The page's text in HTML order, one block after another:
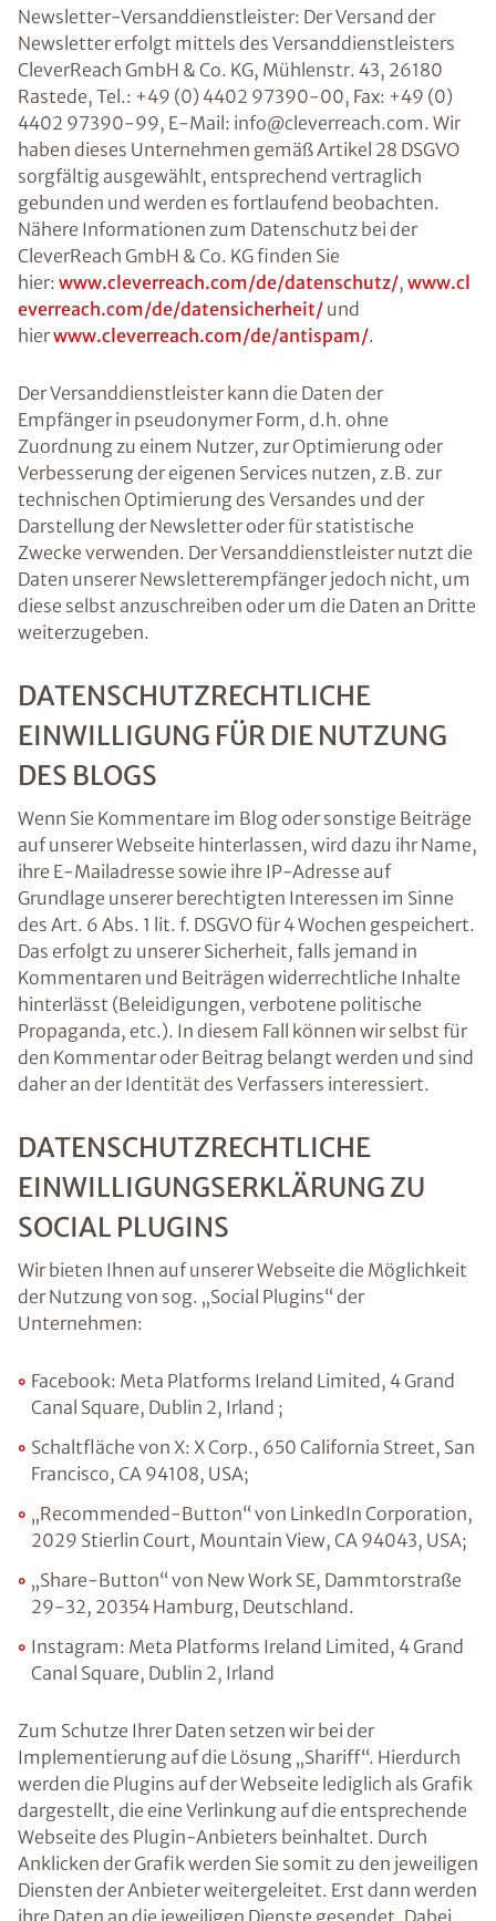
Newsletter-Versanddienstleister: Der Versand der
Newsletter erfolgt mittels des Versanddienstleisters
CleverReach GmbH & Co. KG, Mühlenstr. 43, 26180
Rastede, Tel.: +49 (0) 4402 97390-00, Fax: +49 (0)
4402 97390-99, E-Mail: info@cleverreach.com. Wir
haben dieses Unternehmen gemäß Artikel 28 DSGVO
sorgfältig ausgewählt, entsprechend vertraglich
gebunden und werden es fortlaufend beobachten.
Nähere Informationen zum Datenschutz bei der
CleverReach GmbH & Co. KG finden Sie
hier: www.cleverreach.com/de/datenschutz/, www.cl
everreach.com/de/datensicherheit/ und
hierwww.cleverreach.com/de/antispam/.
Der Versanddienstleister kann die Daten der
Empfänger in pseudonymer Form, d.h. ohne
Zuordnung zu einem Nutzer, zur Optimierung oder
Verbesserung der eigenen Services nutzen, z.B. zur
technischen Optimierung des Versandes und der
Darstellung der Newsletter oder für statistische
Zwecke verwenden. Der Versanddienstleister nutzt die
Daten unserer Newsletterempfänger jedoch nicht, um
diese selbst anzuschreiben oder um die Daten an Dritte
weiterzugeben.
DATENSCHUTZRECHTLICHE
EINWILLIGUNG FÜR DIE NUTZUNG
DES BLOGS
Wenn Sie Kommentare im Blog oder sonstige Beiträge
auf unserer Webseite hinterlassen, wird dazu ihr Name,
ihre E-Mailadresse sowie ihre IP-Adresse auf
Grundlage unserer berechtigten Interessen im Sinne
des Art. 6 Abs. 1 lit. f. DSGVO für 4 Wochen gespeichert.
Das erfolgt zu unserer Sicherheit, falls jemand in
Kommentaren und Beiträgen widerrechtliche Inhalte
hinterlässt (Beleidigungen, verbotene politische
Propaganda, etc.). In diesem Fall können wir selbst für
den Kommentar oder Beitrag belangt werden und sind
daher an der Identität des Verfassers interessiert.
DATENSCHUTZRECHTLICHE
EINWILLIGUNGSERKLÄRUNG ZU
SOCIAL PLUGINS
Wir bieten Ihnen auf unserer Webseite die Möglichkeit
der Nutzung von sog. „Social Plugins“ der
Unternehmen:
Facebook: Meta Platforms Ireland Limited, 4 Grand
Canal Square, Dublin 2, Irland ;
Schaltfläche von X: X Corp., 650 California Street, San
Francisco, CA 94108, USA;
„Recommended-Button“ von LinkedIn Corporation,
2029 Stierlin Court, Mountain View, CA 94043, USA;
„Share-Button“ von New Work SE, Dammtorstraße
29-32, 20354 Hamburg, Deutschland.
Instagram: Meta Platforms Ireland Limited, 4 Grand
Canal Square, Dublin 2, Irland
Zum Schutze Ihrer Daten setzen wir bei der
Implementierung auf die Lösung „Shariff“. Hierdurch
werden die Plugins auf der Webseite lediglich als Grafik
dargestellt, die eine Verlinkung auf die entsprechende
Webseite des Plugin-Anbieters beinhaltet. Durch
Anklicken der Grafik werden Sie somit zu den jeweiligen
Diensten der Anbieter weitergeleitet. Erst dann werden
ihre Daten an die jeweiligen Dienste gesendet. Dabei